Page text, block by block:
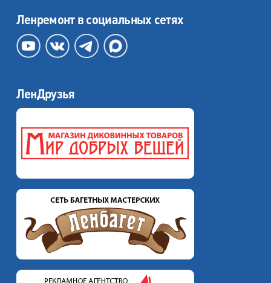
Ленремонт в социальных сетях
ЛенДрузья